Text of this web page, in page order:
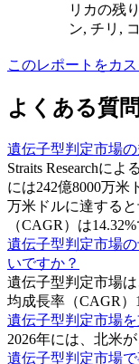
リカの残
ン, チリ,
このレポートをカ
よくある質
遺伝子型判定市場
Straits Researchに
には242億8000万米
万米ドルに達する
（CAGR）は14.32%
遺伝子型判定市場
いですか？
遺伝子型判定市場
均成長率（CAGR）
遺伝子型判定市場
2026年には、北米
遺伝子型判定市場